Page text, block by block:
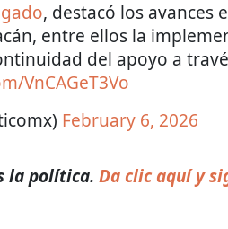
, destacó los avances
entre ellos la
del apoyo a
VnCAGeT3Vo
February 6, 2026
la política. Da clic aquí y